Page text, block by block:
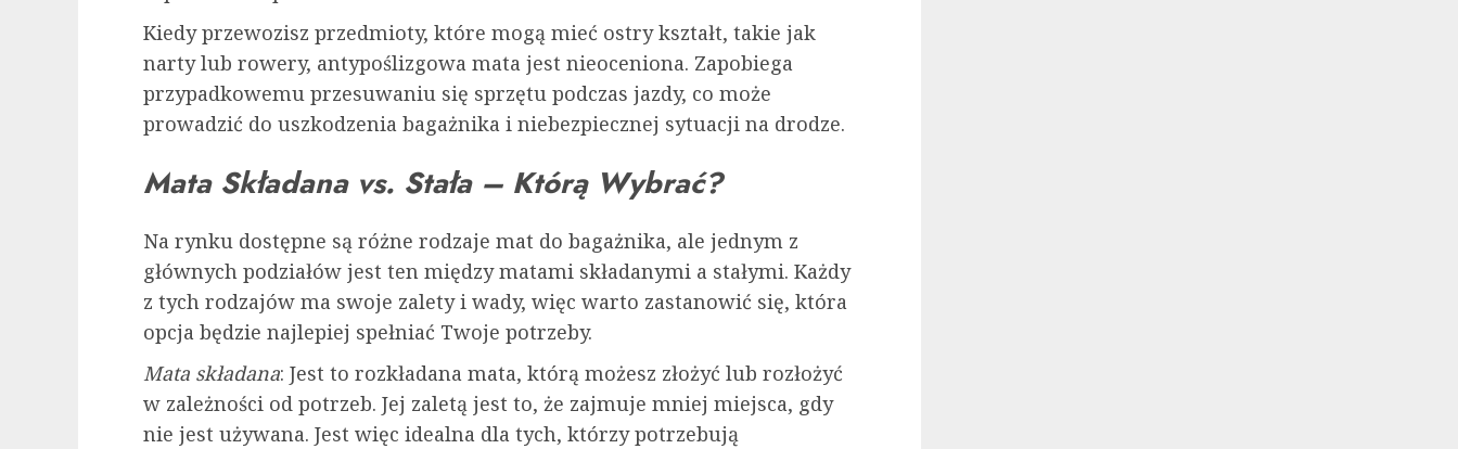
Kiedy przewozisz przedmioty, które mogą mieć ostry kształt, takie jak
narty lub rowery, antypoślizgowa mata jest nieoceniona. Zapobiega
przypadkowemu przesuwaniu się sprzętu podczas jazdy, co może
prowadzić do uszkodzenia bagażnika i niebezpiecznej sytuacji na drodze.
Mata Składana vs. Stała – Którą Wybrać?
Na rynku dostępne są różne rodzaje mat do bagażnika, ale jednym z
głównych podziałów jest ten między matami składanymi a stałymi. Każdy
z tych rodzajów ma swoje zalety i wady, więc warto zastanowić się, która
opcja będzie najlepiej spełniać Twoje potrzeby.
Mata składana: Jest to rozkładana mata, którą możesz złożyć lub rozłożyć
w zależności od potrzeb. Jej zaletą jest to, że zajmuje mniej miejsca, gdy
nie jest używana. Jest więc idealna dla tych, którzy potrzebują